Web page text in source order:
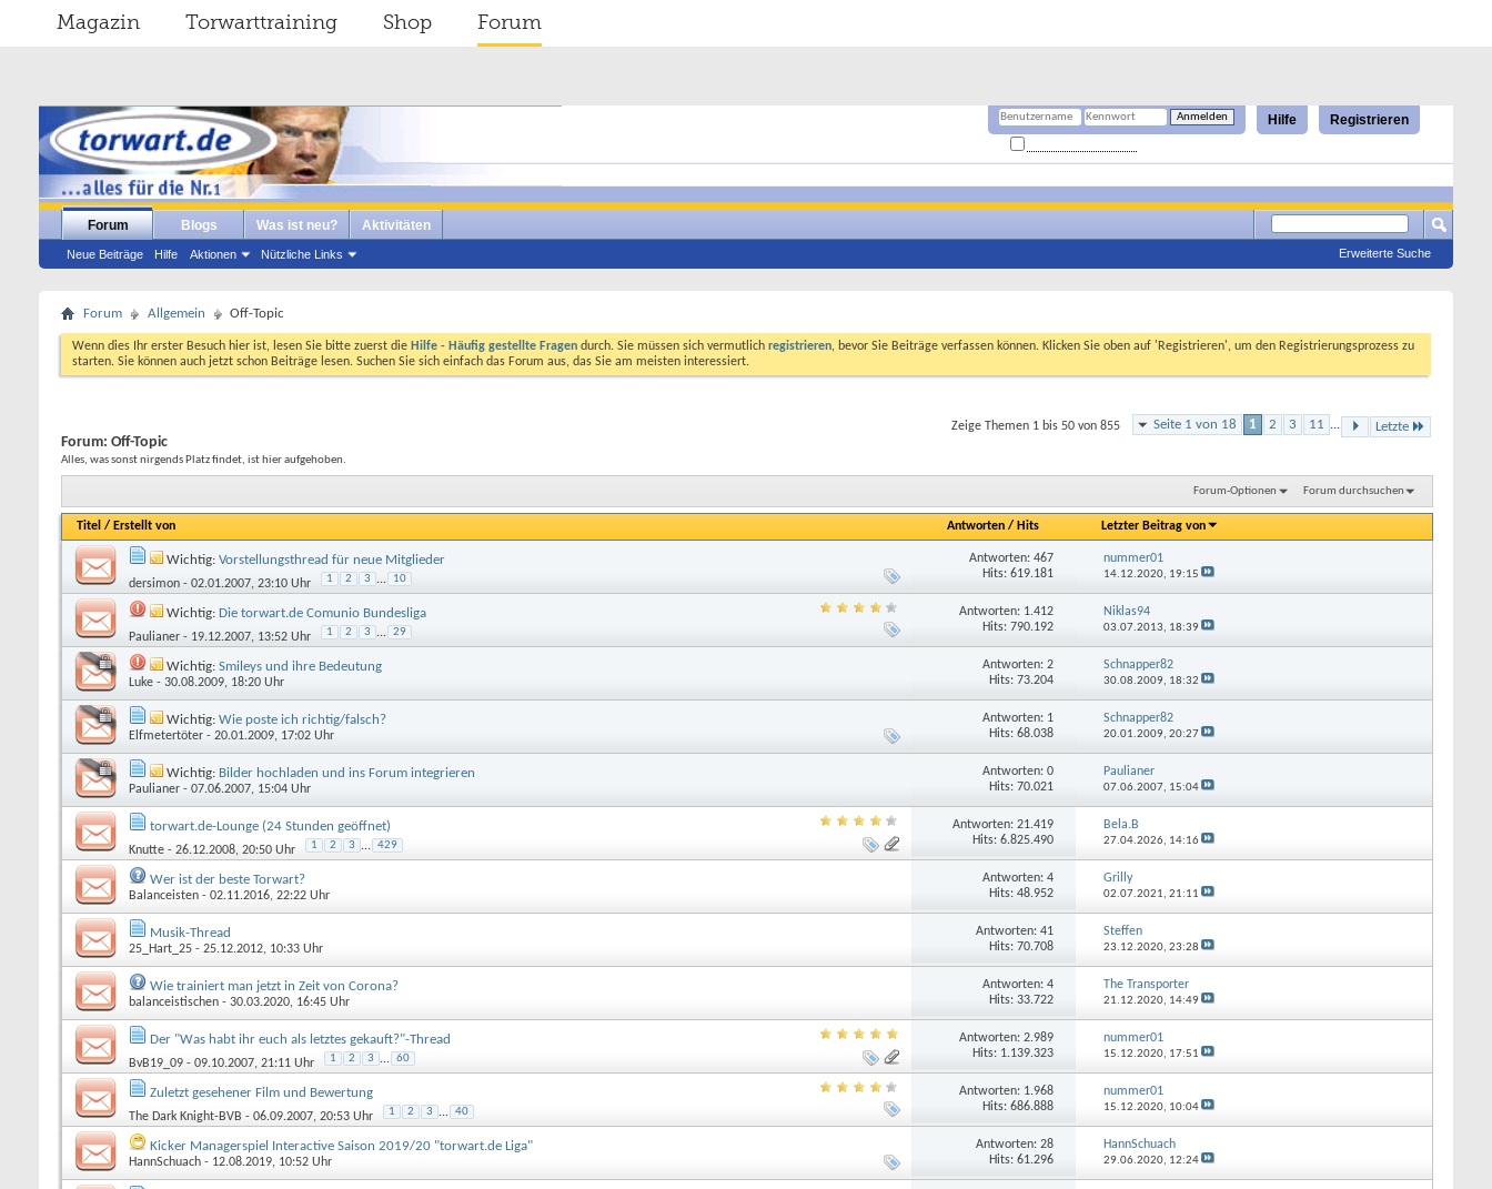
Magazin Torwarttraining Shop Forum
Registrieren
Hilfe
Forum
Neue Beiträge Hilfe Aktionen Nützliche Links
Blogs Was ist neu? Aktivitäten
Erweiterte Suche
Forum Allgemein Off-Topic
Wenn dies Ihr erster Besuch hier ist, lesen Sie bitte zuerst die Hilfe - Häufig gestellte Fragen durch. Sie müssen sich vermutlich registrieren, bevor Sie Beiträge verfassen können. Klicken Sie oben auf 'Registrieren', um den Registrierungsprozess zu
starten. Sie können auch jetzt schon Beiträge lesen. Suchen Sie sich einfach das Forum aus, das Sie am meisten interessiert.
Seite 1 von 18 1 2 3 11 ... Letzte
Zeige Themen 1 bis 50 von 855
Forum: Off-Topic
Alles, was sonst nirgends Platz findet, ist hier aufgehoben.
Forum-Optionen Forum durchsuchen
Titel / Erstellt von Antworten/ Hits Letzter Beitrag von
Wichtig: Vorstellungsthread für neue Mitglieder
dersimon - 02.01.2007, 23:10 Uhr 1 2 3 ... 10
Antworten: 467
Hits: 619.181
nummer01
14.12.2020, 19:15
Wichtig: Die torwart.de Comunio Bundesliga
Paulianer - 19.12.2007, 13:52 Uhr 1 2 3 ... 29
Antworten: 1.412
Hits: 790.192
Niklas94
03.07.2013, 18:39
Wichtig: Smileys und ihre Bedeutung
Luke - 30.08.2009, 18:20 Uhr
Antworten: 2
Hits: 73.204
Schnapper82
30.08.2009, 18:32
Wichtig: Wie poste ich richtig/falsch?
Elfmetertöter - 20.01.2009, 17:02 Uhr
Antworten: 1
Hits: 68.038
Schnapper82
20.01.2009, 20:27
Wichtig: Bilder hochladen und ins Forum integrieren
Paulianer - 07.06.2007, 15:04 Uhr
Antworten: 0
Hits: 70.021
Paulianer
07.06.2007, 15:04
torwart.de-Lounge (24 Stunden geöffnet)
Knutte - 26.12.2008, 20:50 Uhr 1 2 3 ... 429
Antworten: 21.419
Hits: 6.825.490
Bela.B
27.04.2026, 14:16
Wer ist der beste Torwart?
Balanceisten - 02.11.2016, 22:22 Uhr
Antworten: 4
Hits: 48.952
Grilly
02.07.2021, 21:11
Musik-Thread
25_Hart_25 - 25.12.2012, 10:33 Uhr
Antworten: 41
Hits: 70.708
Steffen
23.12.2020, 23:28
Wie trainiert man jetzt in Zeit von Corona?
balanceistischen - 30.03.2020, 16:45 Uhr
Antworten: 4
Hits: 33.722
The Transporter
21.12.2020, 14:49
Der "Was habt ihr euch als letztes gekauft?"-Thread
BvB19_09 - 09.10.2007, 21:11 Uhr 1 2 3 ... 60
Antworten: 2.989
Hits: 1.139.323
nummer01
15.12.2020, 17:51
Zuletzt gesehener Film und Bewertung
The Dark Knight-BVB - 06.09.2007, 20:53 Uhr 1 2 3 ... 40
Antworten: 1.968
Hits: 686.888
nummer01
15.12.2020, 10:04
Kicker Managerspiel Interactive Saison 2019/20 "torwart.de Liga"
HannSchuach - 12.08.2019, 10:52 Uhr
Antworten: 28
Hits: 61.296
HannSchuach
29.06.2020, 12:24